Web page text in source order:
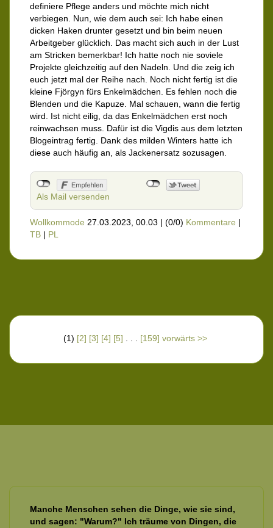
definiere Pflege anders und möchte mich nicht
verbiegen. Nun, wie dem auch sei: Ich habe einen
dicken Haken drunter gesetzt und bin beim neuen
Arbeitgeber glücklich. Das macht sich auch in der Lust
am Stricken bemerkbar! Ich hatte noch nie soviele
Projekte gleichzeitig auf den Nadeln. Und die zeig ich
euch jetzt mal der Reihe nach. Noch nicht fertig ist die
kleine Fjörgyn fürs Enkelmädchen. Es fehlen noch die
Blenden und die Kapuze. Mal schauen, wann die fertig
wird. Ist nicht eilig, da das Enkelmädchen erst noch
reinwachsen muss. Dafür ist die Vigdis aus dem letzten
Blogeintrag fertig. Dank des milden Winters hatte ich
diese auch häufig an, als Jackenersatz sozusagen.
Als Mail versenden
Wollkommode 27.03.2023, 00.03 | (0/0) Kommentare |
TB | PL
(1) [2] [3] [4] [5] . . . [159] vorwärts >>
Manche Menschen sehen die Dinge, wie sie sind,
und sagen: "Warum?" Ich träume von Dingen, die